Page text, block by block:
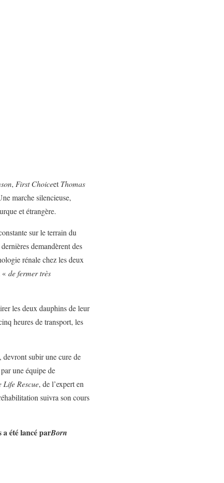
, First ChoiceetThomas
marche silencieuse,
et étrangère.
sur le terrain du
demandèrent des
rénale chez les deux
« de fermer très
les deux dauphins de leur
heures de transport, les
devront subir une cure de
une équipe de
Rescue, de l’expert en
suivra son cours
été lancé parBorn